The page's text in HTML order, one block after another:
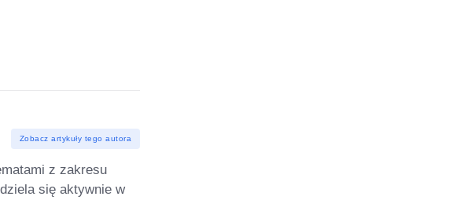
Zobacz artykuły tego autora
z zakresu
się aktywnie w